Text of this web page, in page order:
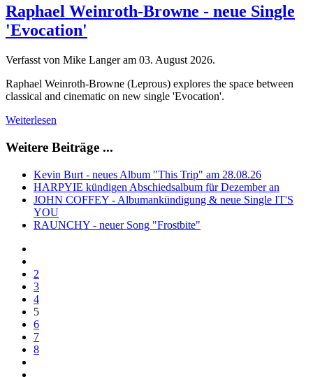
Raphael Weinroth-Browne - neue Single
'Evocation'
Verfasst von Mike Langer am 03. August 2026.
Raphael Weinroth-Browne (Leprous) explores the space between
classical and cinematic on new single 'Evocation'.
Weiterlesen
Weitere Beiträge ...
Kevin Burt - neues Album "This Trip" am 28.08.26
HARPYIE kündigen Abschiedsalbum für Dezember an
JOHN COFFEY - Albumankündigung & neue Single IT'S
YOU
RAUNCHY - neuer Song "Frostbite"
2
3
4
5
6
7
8